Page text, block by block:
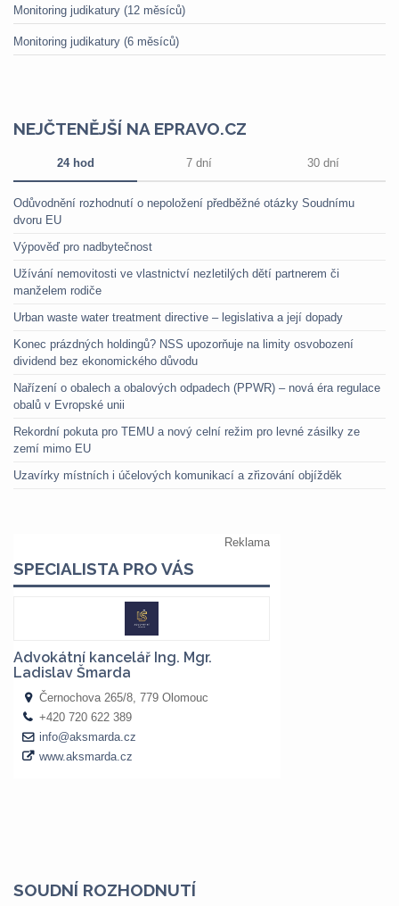
Monitoring judikatury (12 měsíců)
Monitoring judikatury (6 měsíců)
NEJČTENĚJŠÍ NA EPRAVO.CZ
24 hod 7 dní 30 dní
Odůvodnění rozhodnutí o nepoložení předběžné otázky Soudnímu
dvoru EU
Výpověď pro nadbytečnost
Užívání nemovitosti ve vlastnictví nezletilých dětí partnerem či
manželem rodiče
Urban waste water treatment directive – legislativa a její dopady
Konec prázdných holdingů? NSS upozorňuje na limity osvobození
dividend bez ekonomického důvodu
Nařízení o obalech a obalových odpadech (PPWR) – nová éra regulace
obalů v Evropské unii
Rekordní pokuta pro TEMU a nový celní režim pro levné zásilky ze
zemí mimo EU
Uzavírky místních i účelových komunikací a zřizování objížděk
SOUDNÍ ROZHODNUTÍ